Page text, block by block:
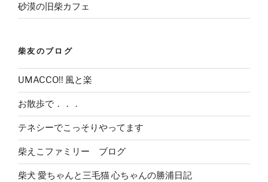
砂漠の旧柴カフェ
柴友のブログ
UMACCO!! 風と楽
お散歩で．．．
テネシーでこっそりやってます
柴えこファミリー ブログ
柴犬 愛ちゃんと三毛猫 心ちゃんの勝浦日記